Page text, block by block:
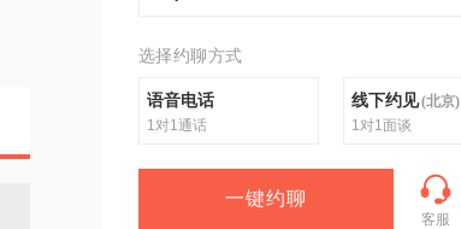
选择约聊方式
语音电话
1对1通话
线下约见(北京)
1对1面谈
一键约聊
客服